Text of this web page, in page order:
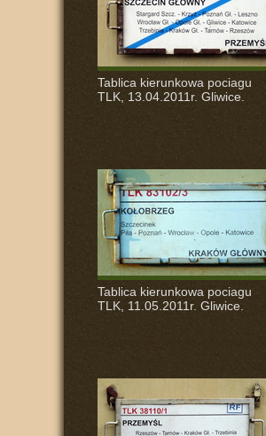
Tablica kierunkowa pociagu
TLK, 13.04.2011r. Gliwice.
Tablica kierunkowa pociagu
TLK, 11.05.2011r. Gliwice.